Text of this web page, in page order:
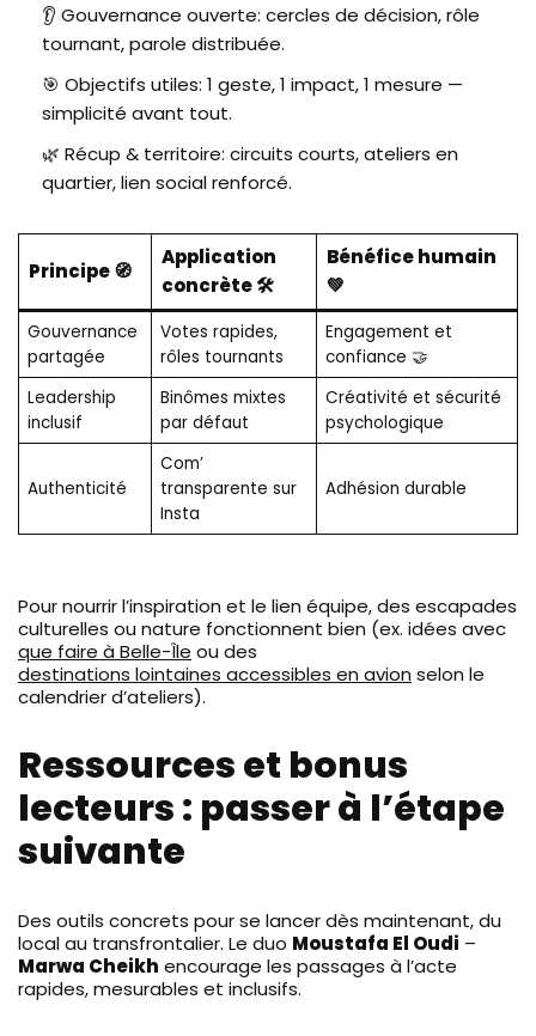
👂 Gouvernance ouverte: cercles de décision, rôle
tournant, parole distribuée.
🎯 Objectifs utiles: 1 geste, 1 impact, 1 mesure —
simplicité avant tout.
🌿 Récup & territoire: circuits courts, ateliers en
quartier, lien social renforcé.
Principe 🧭
Application
concrète 🛠️
Bénéfice humain
💚
Gouvernance
partagée
Votes rapides,
rôles tournants
Engagement et
confiance 🤝
Leadership
inclusif
Binômes mixtes
par défaut
Créativité et sécurité
psychologique
Authenticité
Com’
transparente sur
Insta
Adhésion durable
Pour nourrir l’inspiration et le lien équipe, des escapades
culturelles ou nature fonctionnent bien (ex. idées avec
que faire à Belle-Île ou des
destinations lointaines accessibles en avion selon le
calendrier d’ateliers).
Ressources et bonus
lecteurs : passer à l’étape
suivante
Des outils concrets pour se lancer dès maintenant, du
local au transfrontalier. Le duo Moustafa El Oudi –
Marwa Cheikh encourage les passages à l’acte
rapides, mesurables et inclusifs.